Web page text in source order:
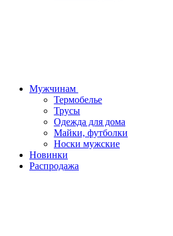
Мужчинам
Термобелье
Трусы
Одежда для дома
Майки, футболки
Носки мужские
Новинки
Распродажа